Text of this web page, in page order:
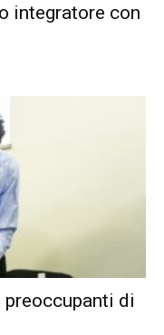
integratore con
di